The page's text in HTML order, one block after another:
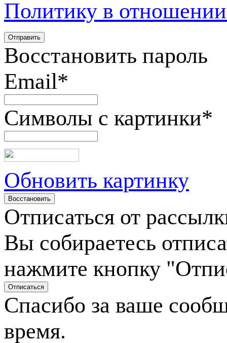
Политику в
Восстановить пароль
Email*
Символы с картинки*
Обновить картинку
Отписаться от
Вы собираетесь
нажмите кнопку
Спасибо за ваше
время.